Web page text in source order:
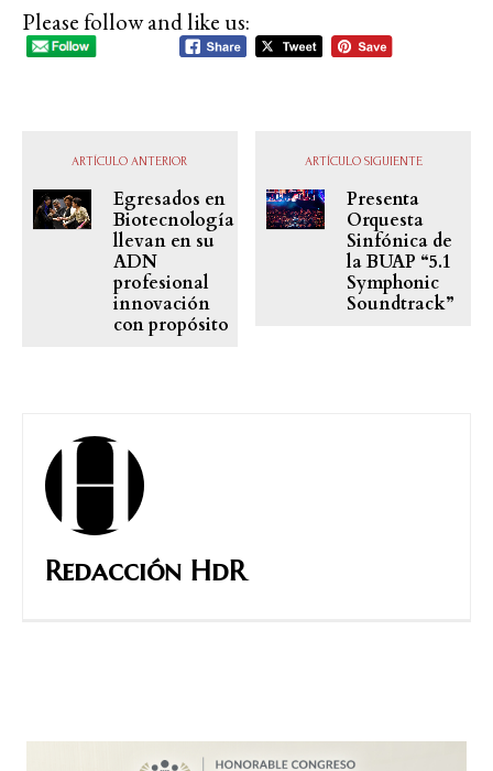
Please follow and like us:
ARTÍCULO ANTERIOR
Egresados en
Biotecnología
llevan en su
ADN
profesional
innovación
con propósito
ARTÍCULO SIGUIENTE
Presenta
Orquesta
Sinfónica de
la BUAP “5.1
Symphonic
Soundtrack”
Redacción HdR